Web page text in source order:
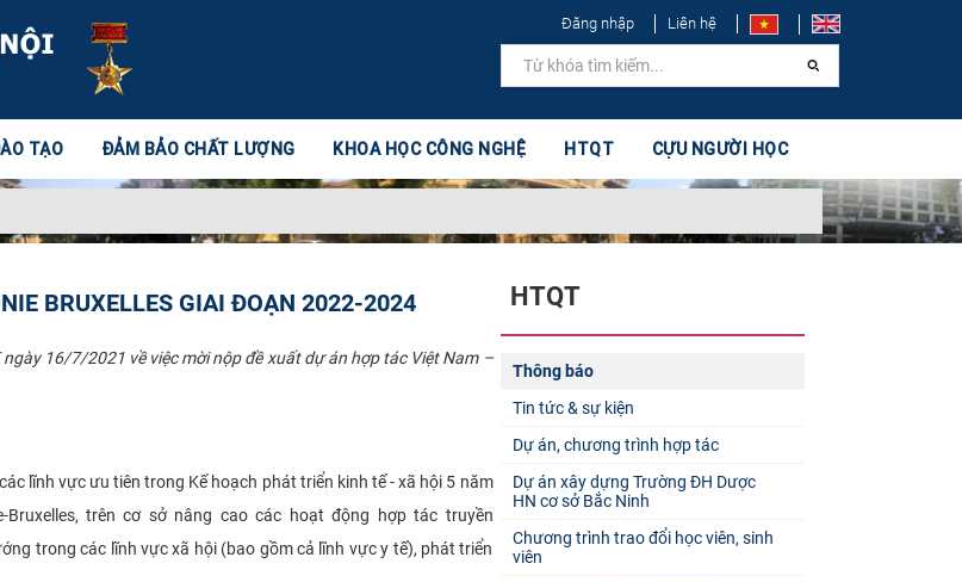
Đăng nhập Liên hệ
TẠO ĐẢM BẢO CHẤT LƯỢNG KHOA HỌC CÔNG NGHỆ HTQT CỰU NGƯỜI HỌC
BRUXELLES GIAI ĐOẠN 2022-2024
16/7/2021 về việc mời nộp đề xuất dự án hợp tác Việt Nam –
lĩnh vực ưu tiên trong Kế hoạch phát triển kinh tế - xã hội 5 năm
trên cơ sở nâng cao các hoạt động hợp tác truyền
trong các lĩnh vực xã hội (bao gồm cả lĩnh vực y tế), phát triển
HTQT
Thông báo
Tin tức & sự kiện
Dự án, chương trình hợp tác
Dự án xây dựng Trường ĐH Dược
HN cơ sở Bắc Ninh
Chương trình trao đổi học viên, sinh
viên